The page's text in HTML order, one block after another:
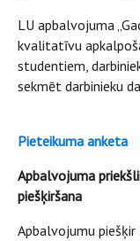
LU apbalvojuma
kvalitatīvu
studentiem,
sekmēt darbinieku
Pieteikuma anketa
Apbalvojuma
piešķiršana
Apbalvojumu piešķir